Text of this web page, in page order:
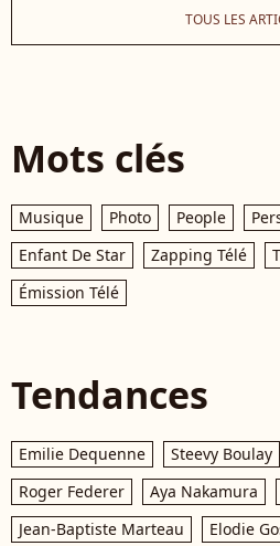
TOUS LES
Mots clés
Musique Photo People
Enfant De Star
Zapping Télé
Émission Télé
Tendances
Emilie Dequenne Steevy Boulay
Roger Federer
Aya Nakamura
Jean-Baptiste Marteau
Elodie